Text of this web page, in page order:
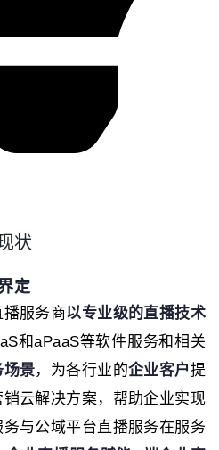
状
定
服务商以专业级的直播技术
和aPaaS等软件服务和相关
场景，为各行业的企业客户提
云解决方案，帮助企业实现
与公域平台直播服务在服务